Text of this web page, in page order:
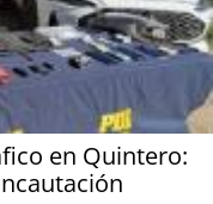
en Quintero: